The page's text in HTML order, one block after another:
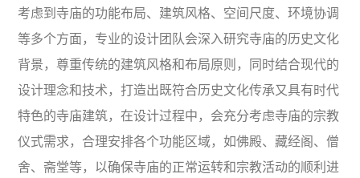
考虑到寺庙的功能布局、建筑风格、空间尺度、环境协调
等多个方面，专业的设计团队会深入研究寺庙的历史文化
背景，尊重传统的建筑风格和布局原则，同时结合现代的
设计理念和技术，打造出既符合历史文化传承又具有时代
特色的寺庙建筑，在设计过程中，会充分考虑寺庙的宗教
仪式需求，合理安排各个功能区域，如佛殿、藏经阁、僧
舍、斋堂等，以确保寺庙的正常运转和宗教活动的顺利进